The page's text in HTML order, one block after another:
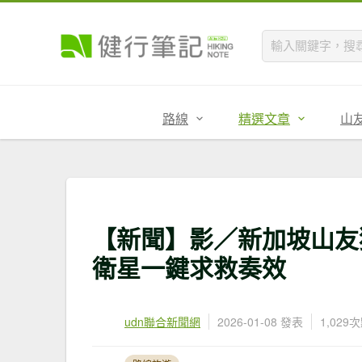
路線 精選文章 山
【新聞】影／新加坡山
衛星一鍵求救奏效
udn聯合新聞網 2026-01-08 發表 1,029